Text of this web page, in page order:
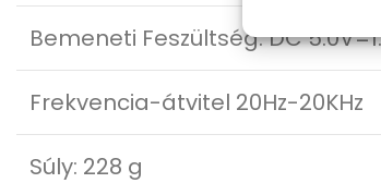
Bemeneti Feszültség: DC
Frekvencia-átvitel 20Hz-20KHz
Súly: 228 g